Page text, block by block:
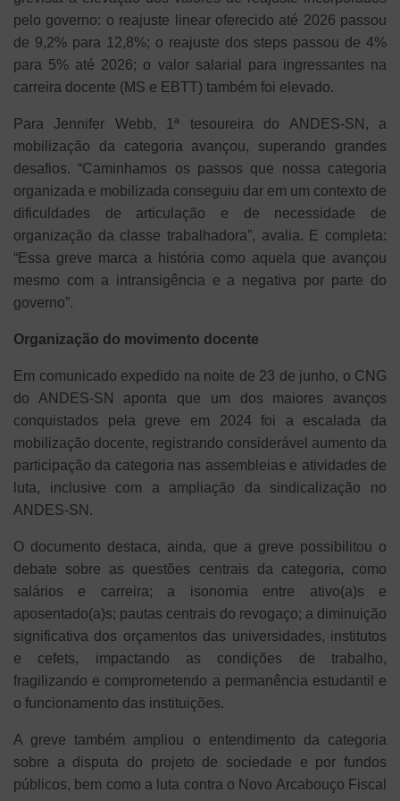
pelo governo: o reajuste linear oferecido até 2026 passou
de 9,2% para 12,8%; o reajuste dos steps passou de 4%
para 5% até 2026; o valor salarial para ingressantes na
carreira docente (MS e EBTT) também foi elevado.
Para Jennifer Webb, 1ª tesoureira do ANDES-SN, a
mobilização da categoria avançou, superando grandes
desafios. “Caminhamos os passos que nossa categoria
organizada e mobilizada conseguiu dar em um contexto de
dificuldades de articulação e de necessidade de
organização da classe trabalhadora”, avalia. E completa:
“Essa greve marca a história como aquela que avançou
mesmo com a intransigência e a negativa por parte do
governo”.
Organização do movimento docente
Em comunicado expedido na noite de 23 de junho, o CNG
do ANDES-SN aponta que um dos maiores avanços
conquistados pela greve em 2024 foi a escalada da
mobilização docente, registrando considerável aumento da
participação da categoria nas assembleias e atividades de
luta, inclusive com a ampliação da sindicalização no
ANDES-SN.
O documento destaca, ainda, que a greve possibilitou o
debate sobre as questões centrais da categoria, como
salários e carreira; a isonomia entre ativo(a)s e
aposentado(a)s; pautas centrais do revogaço; a diminuição
significativa dos orçamentos das universidades, institutos
e cefets, impactando as condições de trabalho,
fragilizando e comprometendo a permanência estudantil e
o funcionamento das instituições.
A greve também ampliou o entendimento da categoria
sobre a disputa do projeto de sociedade e por fundos
públicos, bem como a luta contra o Novo Arcabouço Fiscal